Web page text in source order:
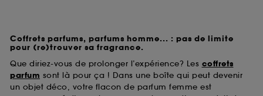
Coffrets parfums, parfums homme... : pas de limite
pour (re)trouver sa fragrance.
Que diriez-vous de prolonger l’expérience? Les coffrets
parfum sont là pour ça ! Dans une boîte qui peut devenir
un objet déco, votre flacon de parfum femme est